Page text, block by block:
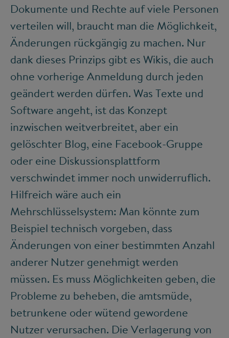
Dokumente und Rechte auf viele Personen
verteilen will, braucht man die Möglichkeit,
Änderungen rückgängig zu machen. Nur
dank dieses Prinzips gibt es Wikis, die auch
ohne vorherige Anmeldung durch jeden
geändert werden dürfen. Was Texte und
Software angeht, ist das Konzept
inzwischen weitverbreitet, aber ein
gelöschter Blog, eine Facebook-Gruppe
oder eine Diskussionsplattform
verschwindet immer noch unwiderruflich.
Hilfreich wäre auch ein
Mehrschlüsselsystem: Man könnte zum
Beispiel technisch vorgeben, dass
Änderungen von einer bestimmten Anzahl
anderer Nutzer genehmigt werden
müssen. Es muss Möglichkeiten geben, die
Probleme zu beheben, die amtsmüde,
betrunkene oder wütend gewordene
Nutzer verursachen. Die Verlagerung von